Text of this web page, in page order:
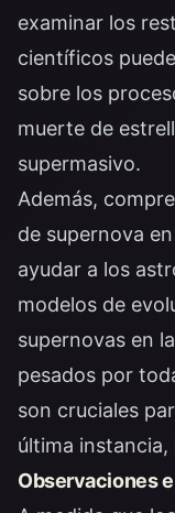
examinar los
científicos
sobre los
muerte de
supermasivo.
Además,
de supernova
ayudar a los
modelos de
supernovas en
pesados ​​por
son cruciales
última instancia,
Observaciones